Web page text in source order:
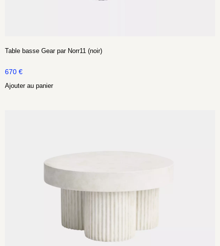
Table basse Gear par Norr11 (noir)
670 €
Ajouter au panier